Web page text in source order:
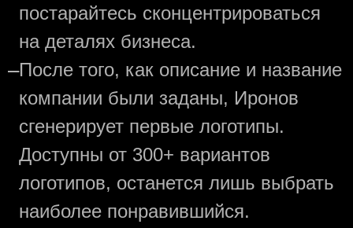
постарайтесь сконцентрироваться
на деталях бизнеса.
—После того, как описание и название
компании были заданы, Иронов
сгенерирует первые логотипы.
Доступны от 300+ вариантов
логотипов, останется лишь выбрать
наиболее понравившийся.